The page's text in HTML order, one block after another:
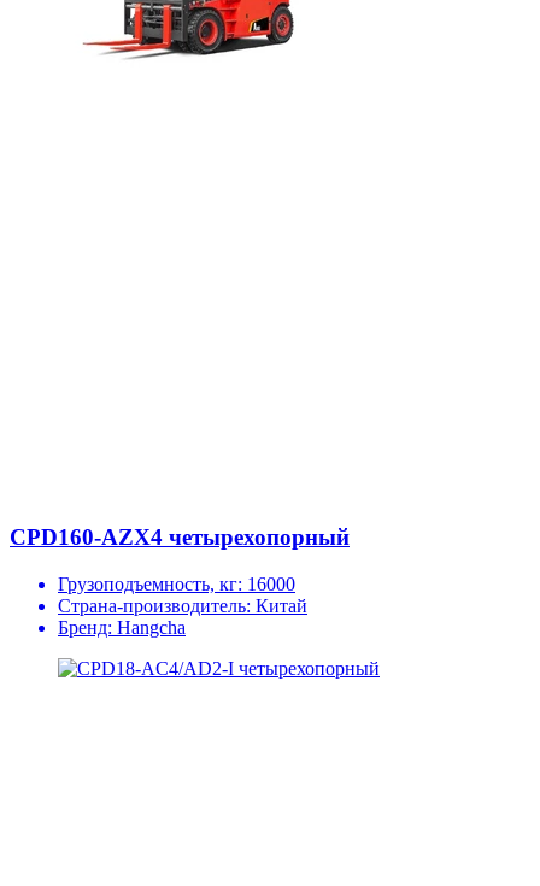
CPD160-AZX4 четырехопорный
Грузоподъемность, кг: 16000
Страна-производитель: Китай
Бренд: Hangcha